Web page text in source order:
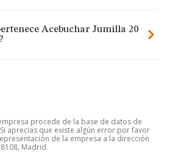
Acebuchar Jumilla 20
procede de la base de datos de
Si aprecias que existe algún error por favor
de la empresa a la dirección
Madrid.